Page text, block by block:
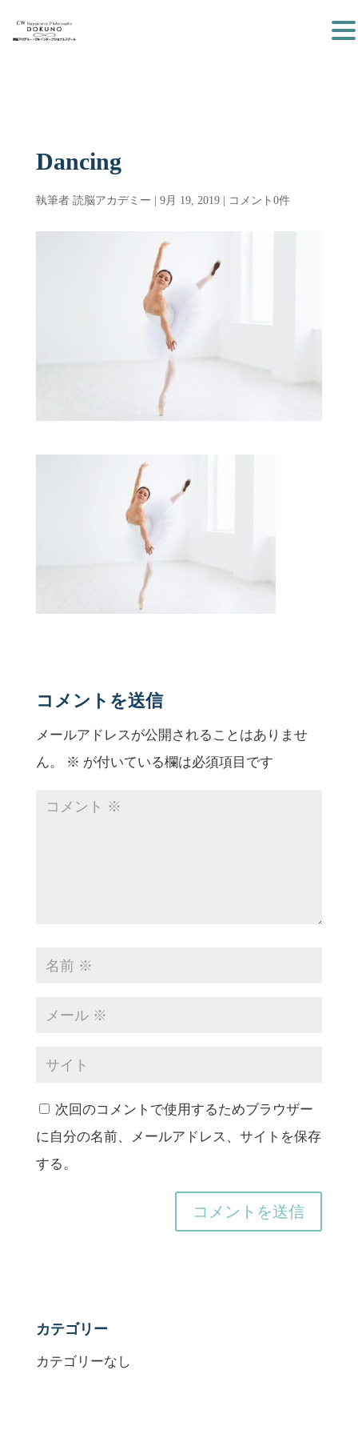
Dancing
執筆者 読脳アカデミー 9月 19, 2019| コメント0件
コメントを送信
メールアドレスが公開されることはありませ
ん。
※ が付いている欄は必須項目です
次回のコメントで使用するためブラウザー
に自分の名前、メールアドレス、サイトを保存
する。
カテゴリー
カテゴリーなし